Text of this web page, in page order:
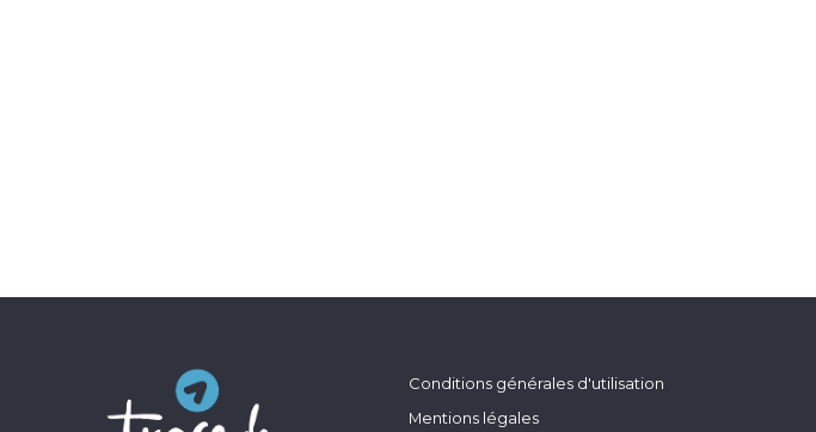
Conditions générales d'utilisation
Mentions légales